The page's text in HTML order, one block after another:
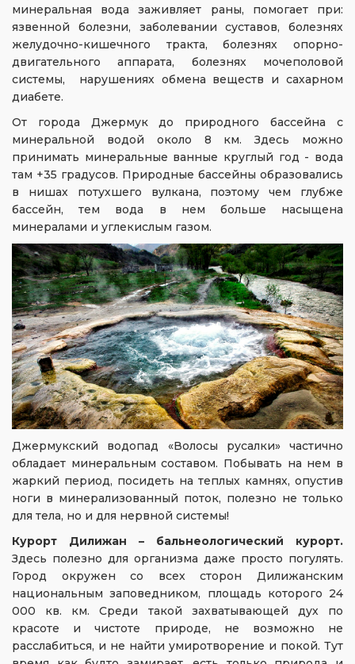
минеральная вода заживляет раны, помогает при:
язвенной болезни, заболевании суставов, болезнях
желудочно-кишечного тракта, болезнях опорно-
двигательного аппарата, болезнях мочеполовой
системы, нарушениях обмена веществ и сахарном
диабете.
От города Джермук до природного бассейна с
минеральной водой около 8 км. Здесь можно
принимать минеральные ванные круглый год - вода
там +35 градусов. Природные бассейны образовались
в нишах потухшего вулкана, поэтому чем глубже
бассейн, тем вода в нем больше насыщена
минералами и углекислым газом.
Джермукский водопад «Волосы русалки» частично
обладает минеральным составом. Побывать на нем в
жаркий период, посидеть на теплых камнях, опустив
ноги в минерализованный поток, полезно не только
для тела, но и для нервной системы!
Курорт Дилижан – бальнеологический курорт.
Здесь полезно для организма даже просто погулять.
Город окружен со всех сторон Дилижанским
национальным заповедником, площадь которого 24
000 кв. км. Среди такой захватывающей дух по
красоте и чистоте природе, не возможно не
расслабиться, и не найти умиротворение и покой. Тут